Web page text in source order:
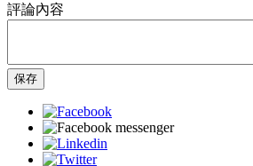
評論內容
保存